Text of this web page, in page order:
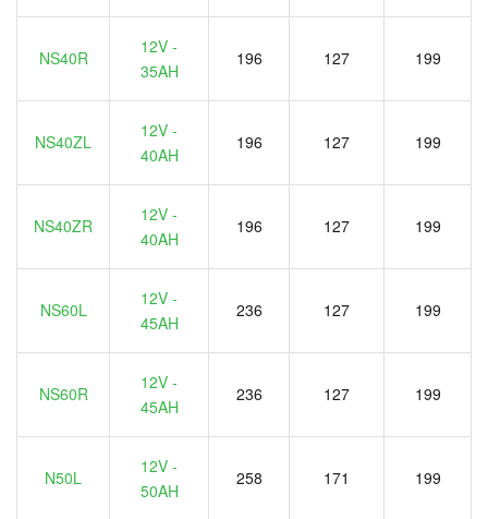
NS40R
12V -
35AH
196 127 199
NS40ZL
12V -
40AH
196 127 199
NS40ZR
12V -
40AH
196 127 199
NS60L
12V -
45AH
236 127 199
NS60R
12V -
45AH
236 127 199
N50L
12V -
50AH
258 171 199